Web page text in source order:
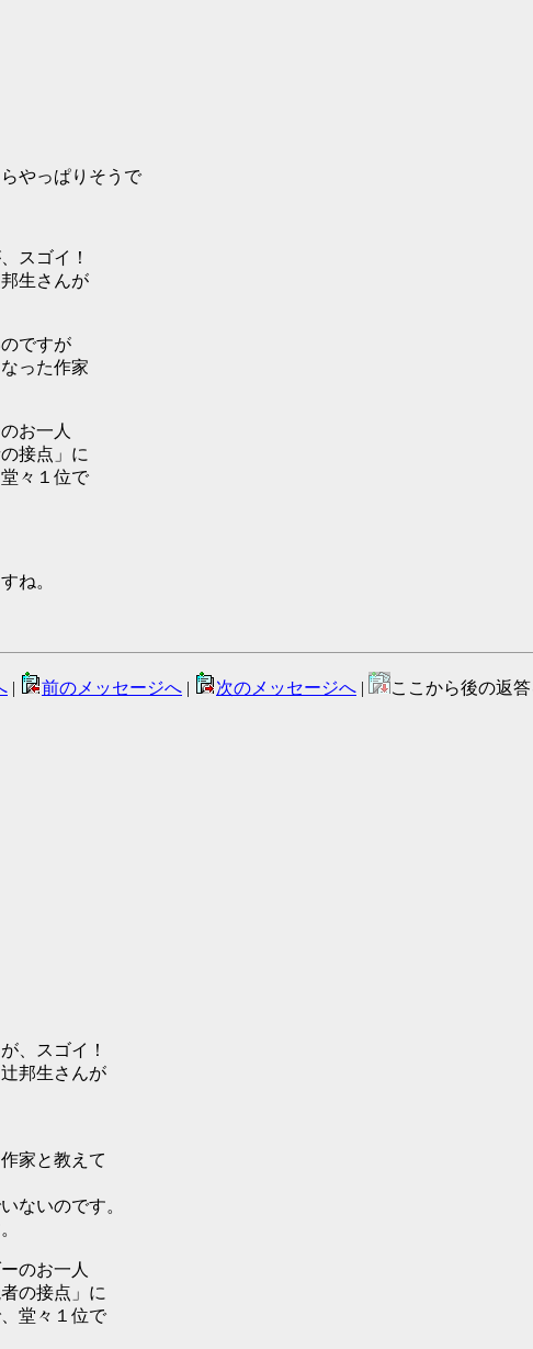
やっぱりそうで
スゴイ！
生さんが
ですが
った作家
お一人
接点」に
々１位で
ね。
| 前のメッセージへ | 次のメッセージへ | ここから後の返
、スゴイ！
邦生さんが
家と教えて
ないのです。
のお一人
の接点」に
堂々１位で